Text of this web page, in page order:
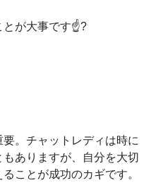
とが大事です☝️?
。チャットレディは時に
ありますが、自分を大切
ことが成功のカギです。